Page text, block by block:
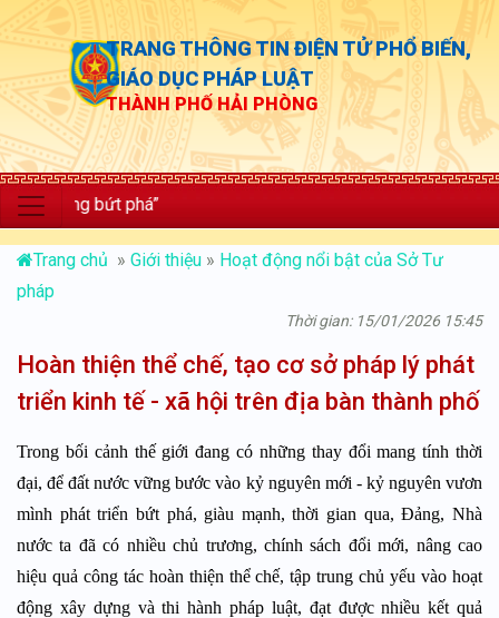
TRANG THÔNG TIN ĐIỆN TỬ PHỔ BIẾN,
GIÁO DỤC PHÁP LUẬT
THÀNH PHỐ HẢI PHÒNG
bứt phá”
Trang chủ » Giới thiệu » Hoạt động nổi bật của Sở Tư
pháp
Thời gian: 15/01/2026 15:45
Hoàn thiện thể chế, tạo cơ sở pháp lý phát
triển kinh tế - xã hội trên địa bàn thành phố
Trong bối cảnh thế giới đang có những thay đổi mang tính thời
đại, để đất nước vững bước vào kỷ nguyên mới - kỷ nguyên vươn
mình phát triển bứt phá, giàu mạnh, thời gian qua, Đảng, Nhà
nước ta đã có nhiều chủ trương, chính sách đổi mới, nâng cao
hiệu quả công tác hoàn thiện thể chế, tập trung chủ yếu vào hoạt
động xây dựng và thi hành pháp luật, đạt được nhiều kết quả